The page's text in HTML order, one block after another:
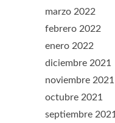
marzo 2022
febrero 2022
enero 2022
diciembre 2021
noviembre 2021
octubre 2021
septiembre 2021